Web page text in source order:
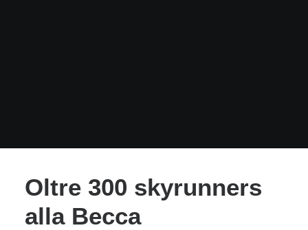
Oltre 300 skyrunners
alla Becca